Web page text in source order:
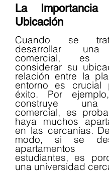
La
Ubicación
Cuando se
desarrollar
comercial, es
considerar su
relación entre la
entorno es crucial
éxito. Por
construye una
comercial, es
haya muchos
en las cercanías.
modo, si se
estudiantes, es
una universidad